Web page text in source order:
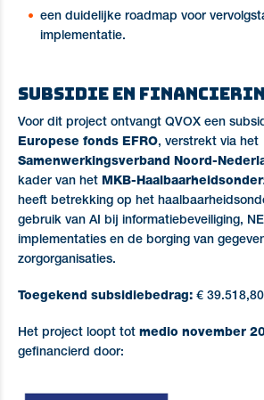
een duidelijke roadmap voor
implementatie.
Subsidie en
Voor dit project ontvangt QVOX een
Europese fonds EFRO, verstrekt via het
Samenwerkingsverband Noord-
kader van het MKB-
heeft betrekking op het
gebruik van AI bij informatiebeveiliging,
implementaties en de borging van
zorgorganisaties.
Toegekend subsidiebedrag: € 39.518,80
Het project loopt tot medio november
gefinancierd door: